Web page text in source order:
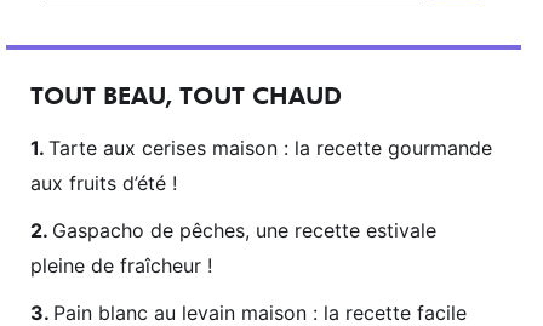
TOUT BEAU, TOUT CHAUD
Tarte aux cerises maison : la recette gourmande
aux fruits d’été !
Gaspacho de pêches, une recette estivale
pleine de fraîcheur !
Pain blanc au levain maison : la recette facile